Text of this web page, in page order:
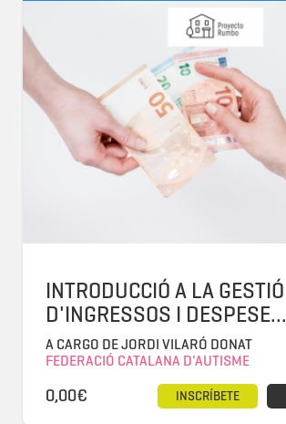
INTRODUCCIÓ A LA GESTIÓ
D'INGRESSOS I DESPESE...
A CARGO DE JORDI VILARÓ DONAT
FEDERACIÓ CATALANA D'AUTISME
0,00€ INSCRÍBETE